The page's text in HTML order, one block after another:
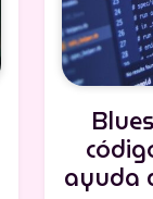
ayuda